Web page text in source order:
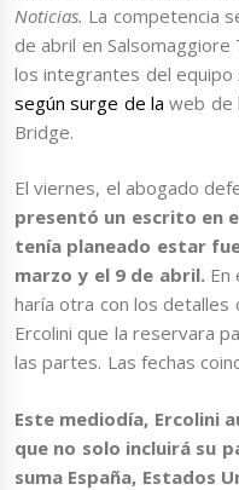
Noticias. La competencia
de abril en
los integrantes del
según surge de la web de
Bridge.
El viernes, el abogado
presentó un escrito en
tenía planeado estar
marzo y el 9 de abril. En
haría otra con los detalles
Ercolini que la reservara
las partes. Las fechas
Este mediodía, Ercolini
que no solo incluirá su
suma España, Estados